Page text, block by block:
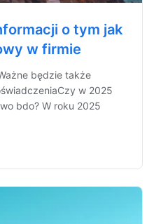
o tym jak
w firmie
będzie także
w 2025
bdo? W roku 2025